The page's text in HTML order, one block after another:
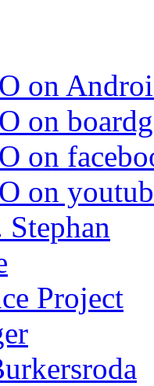
on
on
on
on
Stephan
Project